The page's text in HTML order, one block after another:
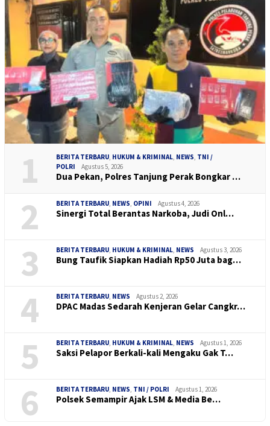
1 BERITA TERBARU, HUKUM & KRIMINAL, NEWS, TNI /
POLRI
Agustus 5, 2026
Dua Pekan, Polres Tanjung Perak Bongkar …
2 BERITA TERBARU, NEWS, OPINI Agustus 4, 2026
Sinergi Total Berantas Narkoba, Judi Onl…
3 BERITA TERBARU, HUKUM & KRIMINAL, NEWS Agustus 3, 2026
Bung Taufik Siapkan Hadiah Rp50 Juta bag…
4 BERITA TERBARU, NEWS Agustus 2, 2026
DPAC Madas Sedarah Kenjeran Gelar Cangkr…
5 BERITA TERBARU, HUKUM & KRIMINAL, NEWS Agustus 1, 2026
Saksi Pelapor Berkali-kali Mengaku Gak T…
6 BERITA TERBARU, NEWS, TNI / POLRI Agustus 1, 2026
Polsek Semampir Ajak LSM & Media Be…